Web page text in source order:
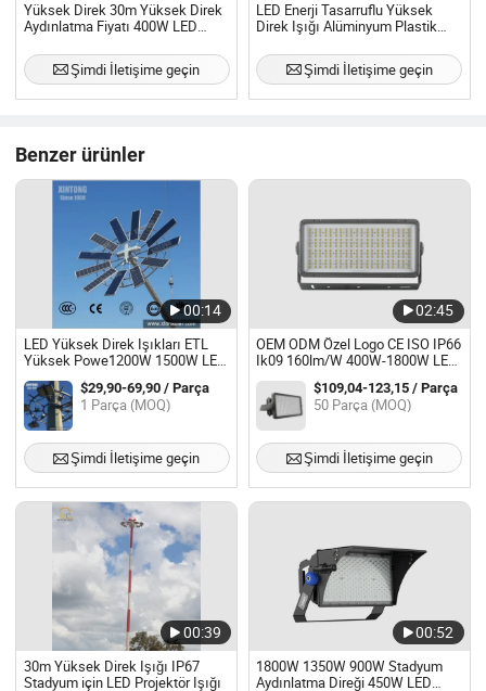
Yüksek Direk 30m Yüksek Direk
Aydınlatma Fiyatı 400W LED
Şimdi İletişime geçin
LED Enerji Tasarruflu Yüksek
Direk Işığı Alüminyum Plastik
Geçirmez IP66
Şimdi İletişime geçin
Benzer ürünler
00:14
LED Yüksek Direk Işıkları ETL
Yüksek Powe1200W 1500W LED
Stadyum Işığı
$29,90-69,90 / Parça
1 Parça (MOQ)
Şimdi İletişime geçin
02:45
OEM ODM Özel Logo CE ISO IP66
Ik09 160lm/W 400W-1800W LED
Stadyum Flood Işığı
$109,04-123,15 / Parça
50 Parça (MOQ)
Şimdi İletişime geçin
00:39
30m Yüksek Direk Işığı IP67
Stadyum için LED Projektör Işığı
00:52
1800W 1350W 900W Stadyum
Aydınlatma Direği 450W LED